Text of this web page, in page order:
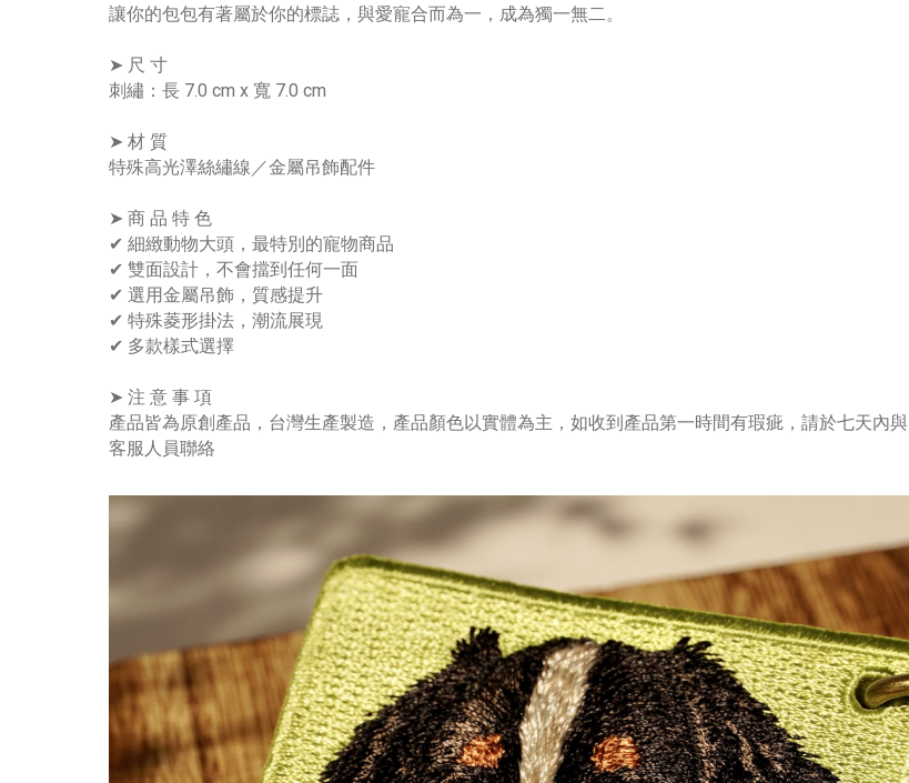
讓你的包包有著屬於你的標誌，與愛寵合而為一，成為獨一無二。
➤ 尺 寸
刺繡：長 7.0 cm x 寬 7.0 cm
➤ 材 質
特殊高光澤絲繡線／金屬吊飾配件
➤ 商 品 特 色
✔ 細緻動物大頭，最特別的寵物商品
✔ 雙面設計，不會擋到任何一面
✔ 選用金屬吊飾，質感提升
✔ 特殊菱形掛法，潮流展現
✔ 多款樣式選擇
➤ 注 意 事 項
產品皆為原創產品，台灣生產製造，產品顏色以實體為主，如收到產品第一時間有瑕疵，請於七天內與
客服人員聯絡